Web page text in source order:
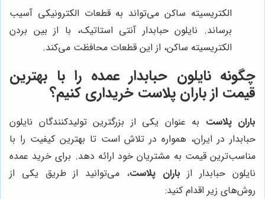
الکتریسیته ساکن می‌تواند به قطعات الکترونیکی آسیب
برساند. نایلون حبابدار آنتی استاتیک، با از بین بردن
الکتریسیته ساکن، از این قطعات محافظت می‌کند.
چگونه نایلون حبابدار عمده را با بهترین
قیمت از باران پلاست خریداری کنیم؟
باران پلاست به عنوان یکی از بزرگترین تولیدکنندگان نایلون
حبابدار در ایران، همواره در تلاش است تا بهترین کیفیت را با
مناسب‌ترین قیمت به مشتریان خود ارائه دهد. برای خرید عمده
نایلون حبابدار از باران پلاست، می‌توانید از طریق یکی از
روش‌های زیر اقدام کنید: